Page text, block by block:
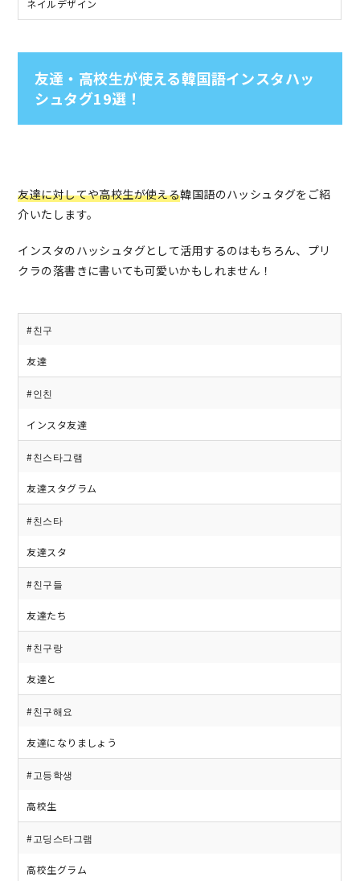
ネイルデザイン
友達・高校生が使える韓国語インスタハッ
シュタグ19選！
友達に対してや高校生が使える韓国語のハッシュタグをご紹
介いたします。
インスタのハッシュタグとして活用するのはもちろん、プリ
クラの落書きに書いても可愛いかもしれません！
#친구
友達
#인친
インスタ友達
#친스타그램
友達スタグラム
#친스타
友達スタ
#친구들
友達たち
#친구랑
友達と
#친구해요
友達になりましょう
#고등학생
高校生
#고딩스타그램
高校生グラム